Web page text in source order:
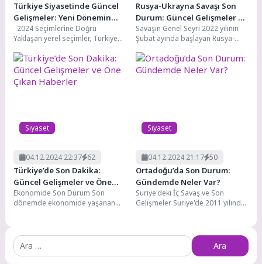
Türkiye Siyasetinde Güncel
Gelişmeler: Yeni Dönemin
Dinamikleri
2024 Seçimlerine Doğru
Yaklaşan yerel seçimler, Türkiye
maddelerinden biri....
Rusya-Ukrayna Savaşı Son
Durum: Güncel Gelişmeler ve
Analizler
Savaşın Genel Seyri 2022 yılının
Şubat ayında başlayan Rusya-
doğusunda büyük bir jeopolitik...
Siyaset
04.12.2024 22:37 62
Türkiye’de Son Dakika:
Güncel Gelişmeler ve Öne
Çıkan Haberler
Ekonomide Son Durum Son
dönemde ekonomide yaşanan
Siyaset
04.12.2024 21:17 50
Ortadoğu’da Son Durum:
Gündemde Neler Var?
Suriye'deki İç Savaş ve Son
Gelişmeler Suriye'de 2011 yılında
Arama: